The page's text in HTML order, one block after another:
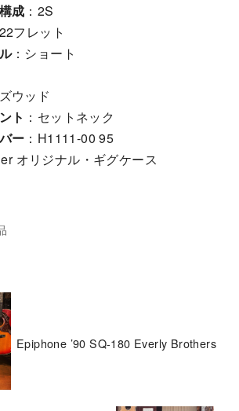
成 ：2S
フレット
：ショート
ウッド
ト ：セットネック
ー ：H1111-00 95
オリジナル・ギグケース
Epiphone ’90 SQ-180 Everly Brothers